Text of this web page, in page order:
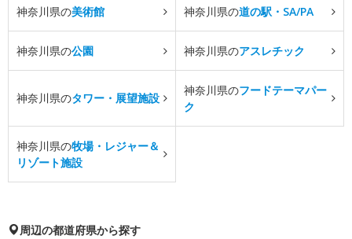
神奈川県の美術館 神奈川県の道の駅・SA/PA
神奈川県の公園 神奈川県のアスレチック
神奈川県のタワー・展望施設
神奈川県のフードテーマパー
ク
神奈川県の牧場・レジャー＆
リゾート施設
周辺の都道府県から探す